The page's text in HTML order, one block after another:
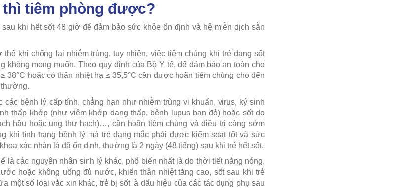
thì tiêm phòng được?
khi hết sốt 48 giờ để đảm bảo sức khỏe ổn định và hệ miễn dịch sẵn
khi chống lại nhiễm trùng, tuy nhiên, việc tiêm chủng khi trẻ đang sốt
không mong muốn. Theo quy định của Bộ Y tế, để đảm bảo an toàn cho
38°C hoặc có thân nhiệt hạ ≤ 35,5°C cần được hoãn tiêm chủng cho đến
thường.
bệnh lý cấp tính, chẳng hạn như nhiễm trùng vi khuẩn, virus, ký sinh
thấp khớp (như viêm khớp dạng thấp, bệnh lupus ban đỏ) hoặc sốt do
hầu hoặc ung thư hạch)…, cần hoãn tiêm chủng và điều trị càng sớm
khi tình trạng bệnh lý mà trẻ đang mắc phải được kiểm soát tốt và sức
xác nhận là đã ổn định, thường là 2 ngày (48 tiếng) sau khi trẻ hết sốt.
là các nguyên nhân sinh lý khác, phổ biến nhất là do thời tiết nắng nóng,
hoặc không uống đủ nước, khiến thân nhiệt tăng cao, sốt sau khi trẻ
một số loại vắc xin khác, trẻ bị sốt là dấu hiệu của các tác dụng phụ sau